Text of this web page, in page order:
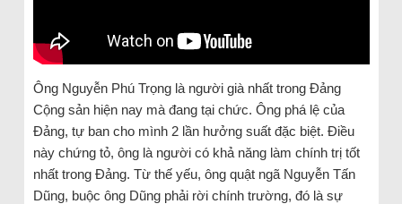
Ông Nguyễn Phú Trọng là người già nhất trong Đảng
Cộng sản hiện nay mà đang tại chức. Ông phá lệ của
Đảng, tự ban cho mình 2 lần hưởng suất đặc biệt. Điều
này chứng tỏ, ông là người có khả năng làm chính trị tốt
nhất trong Đảng. Từ thế yếu, ông quật ngã Nguyễn Tấn
Dũng, buộc ông Dũng phải rời chính trường, đó là sự